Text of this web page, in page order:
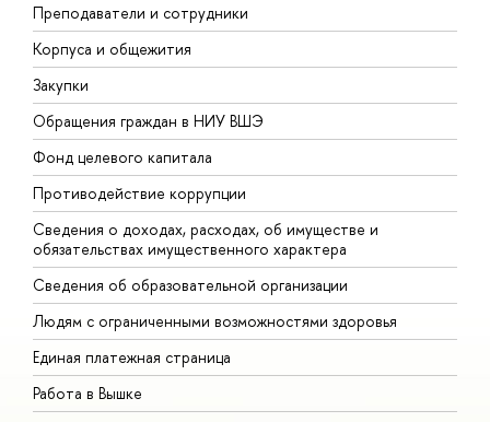
Преподаватели и сотрудники
Корпуса и общежития
Закупки
Обращения граждан в НИУ ВШЭ
Фонд целевого капитала
Противодействие коррупции
Сведения о доходах, расходах, об имуществе и
обязательствах имущественного характера
Сведения об образовательной организации
Людям с ограниченными возможностями здоровья
Единая платежная страница
Работа в Вышке